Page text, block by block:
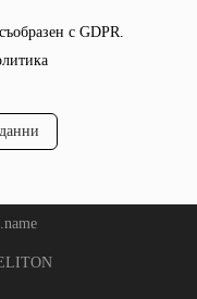
с GDPR.